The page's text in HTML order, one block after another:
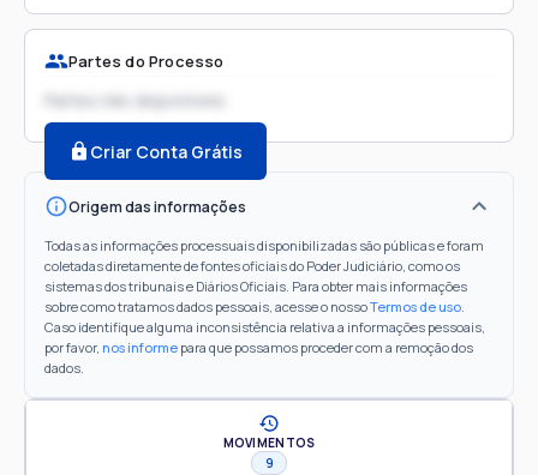
Partes do Processo
Partes não disponíveis
Criar Conta Grátis
Origem das informações
Todas as informações processuais disponibilizadas são públicas e foram
coletadas diretamente de fontes oficiais do Poder Judiciário, como os
sistemas dos tribunais e Diários Oficiais. Para obter mais informações
sobre como tratamos dados pessoais, acesse o nossoTermos de uso.
Caso identifique alguma inconsistência relativa a informações pessoais,
por favor, nos informe para que possamos proceder com a remoção dos
dados.
MOVIMENTOS
9